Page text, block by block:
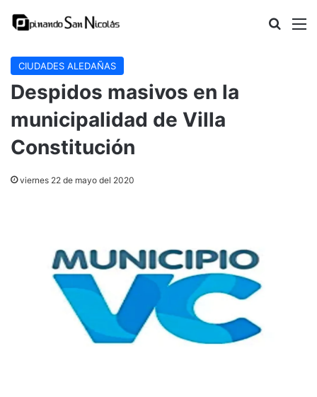
Buscar
CIUDADES ALEDAÑAS
Despidos masivos en la
municipalidad de Villa
Constitución
viernes 22 de mayo del 2020